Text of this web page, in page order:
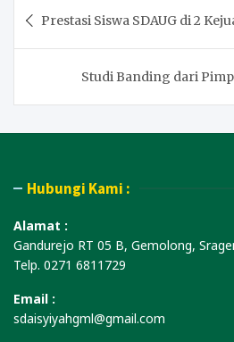
navigation
Prestasi Siswa SDAUG di 2
Studi Banding dari
Hubungi Kami :
Alamat :
Gandurejo RT 05 B, Gemolong,
Telp. 0271 6811729
Email :
sdaisyiyahgml@gmail.com